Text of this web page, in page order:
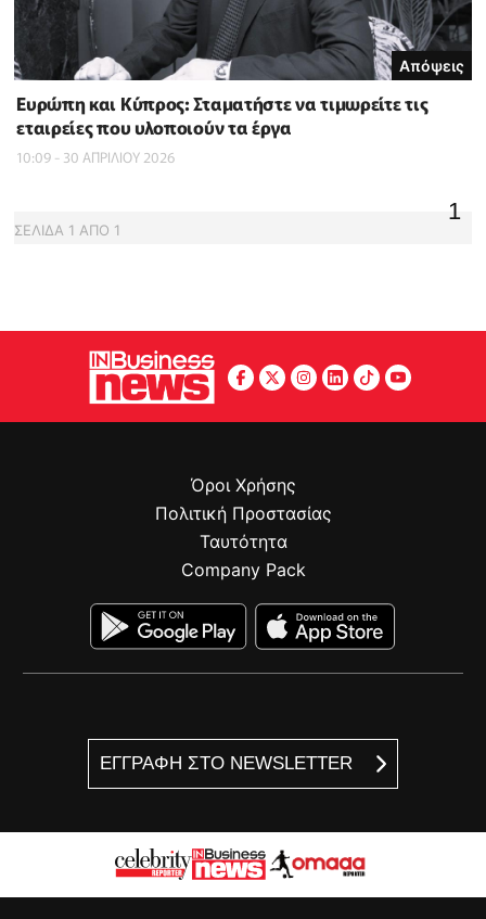
Απόψεις
Ευρώπη και Κύπρος: Σταματήστε να τιμωρείτε τις
εταιρείες που υλοποιούν τα έργα
10:09 - 30 ΑΠΡΙΛΙΟΥ 2026
ΣΕΛΙΔΑ 1 ΑΠΟ 1
1
ΕΓΓΡΑΦΗ ΣΤΟ NEWSLETTER
Όροι Χρήσης
Πολιτική Προστασίας
Ταυτότητα
Company Pack